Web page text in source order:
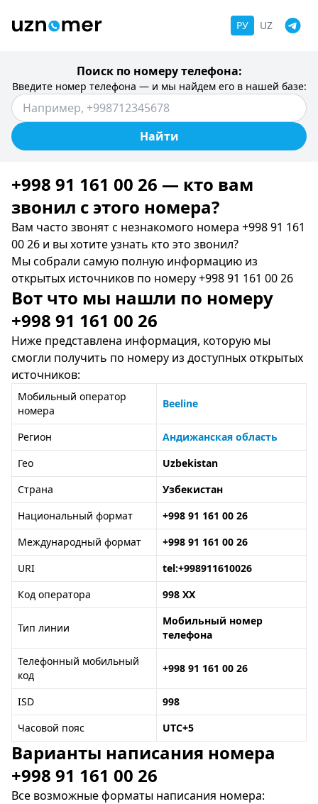
РУ UZ
Поиск по номеру телефона:
Введите номер телефона — и мы найдем его в нашей базе:
Найти
+998 91 161 00 26 — кто вам
звонил c этого номера?
Вам часто звонят с незнакомого номера +998 91 161
00 26 и вы хотите узнать кто это звонил?
Мы собрали самую полную информацию из
открытых источников по номеру +998 91 161 00 26
Вот что мы нашли по номеру
+998 91 161 00 26
Ниже представлена информация, которую мы
смогли получить по номеру из доступных открытых
источников:
Мобильный оператор
номера
Beeline
Регион
Андижанская область
Гео
Uzbekistan
Страна
Узбекистан
Национальный формат
+998 91 161 00 26
Международный формат
+998 91 161 00 26
URI
tel:+998911610026
Код оператора
998 XX
Тип линии
Мобильный номер
телефона
Телефонный мобильный
код
+998 91 161 00 26
ISD
998
Часовой пояс
UTC+5
Варианты написания номера
+998 91 161 00 26
Все возможные форматы написания номера: